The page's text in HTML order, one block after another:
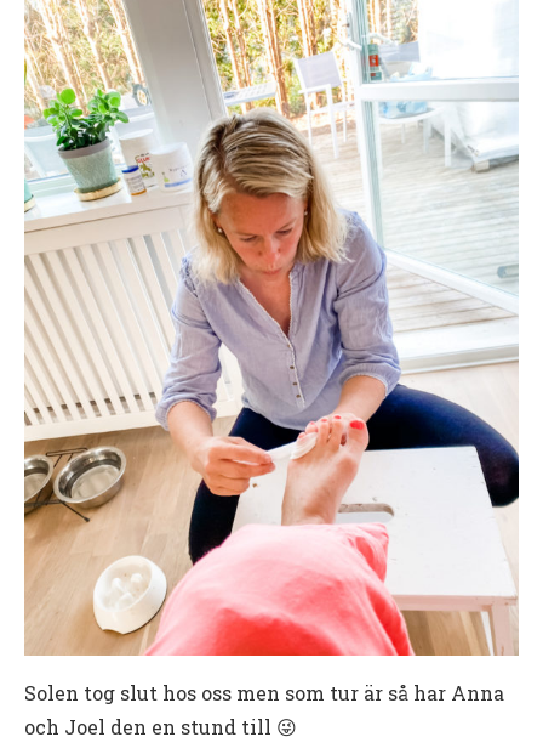
Solen tog slut hos oss men som tur är så har Anna
och Joel den en stund till 😜